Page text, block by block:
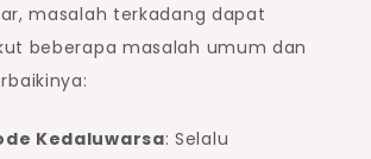
masalah terkadang dapat
beberapa masalah umum dan
Kedaluwarsa: Selalu